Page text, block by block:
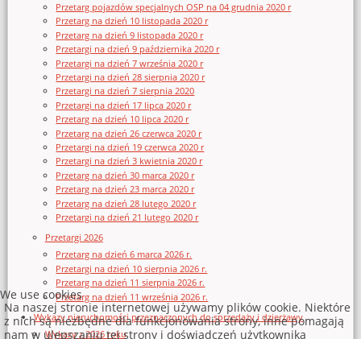
Przetarg pojazdów specjalnych OSP na 04 grudnia 2020 r
Przetarg na dzień 10 listopada 2020 r
Przetarg na dzień 9 listopada 2020 r
Przetargi na dzień 9 października 2020 r
Przetargi na dzień 7 września 2020 r
Przetargi na dzień 28 sierpnia 2020 r
Przetargi na dzień 7 sierpnia 2020
Przetargi na dzień 17 lipca 2020 r
Przetarg na dzień 10 lipca 2020 r
Przetarg na dzień 26 czerwca 2020 r
Przetargi na dzień 19 czerwca 2020 r
Przetargi na dzień 3 kwietnia 2020 r
Przetarg na dzień 30 marca 2020 r
Przetarg na dzień 23 marca 2020 r
Przetarg na dzień 28 lutego 2020 r
Przetargi na dzień 21 lutego 2020 r
Przetargi 2026
Przetarg na dzień 6 marca 2026 r.
Przetargi na dzień 10 sierpnia 2026 r.
Przetarg na dzień 11 sierpnia 2026 r.
Przetarg na dzień 11 września 2026 r.
Wykazy nieruchomości przeznaczonych do sprzedaży i dzierżawy
Wykazy z 2026 roku
We use cookies
Na naszej stronie internetowej używamy plików cookie. Niektóre
z nich są niezbędne dla funkcjonowania strony, inne pomagają
nam w ulepszaniu tej strony i doświadczeń użytkownika